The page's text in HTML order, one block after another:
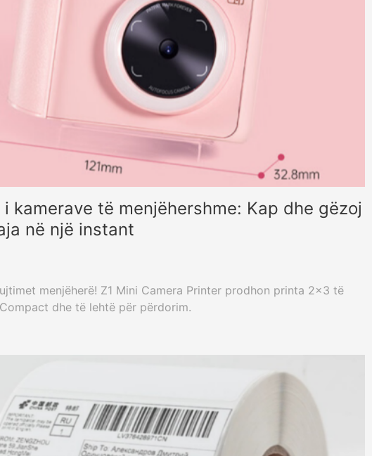
i kamerave të menjëhershme: Kap dhe gëzoj
në një instant
menjëherë! Z1 Mini Camera Printer prodhon printa 2x3 të
dhe të lehtë për përdorim.